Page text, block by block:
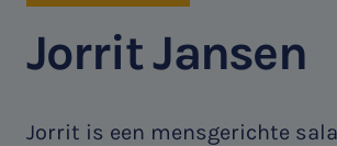
Jorrit Jansen
Jorrit is een mensgerichte